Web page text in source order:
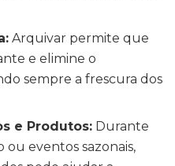
Arquivar permite que
e elimine o
sempre a frescura dos
e Produtos: Durante
eventos sazonais,